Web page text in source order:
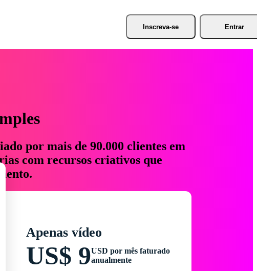
Inscreva-se Entrar
por mais de 90.000 clientes em
com recursos criativos que
Apenas vídeo
US$ 9USD por mês faturado
anualmente